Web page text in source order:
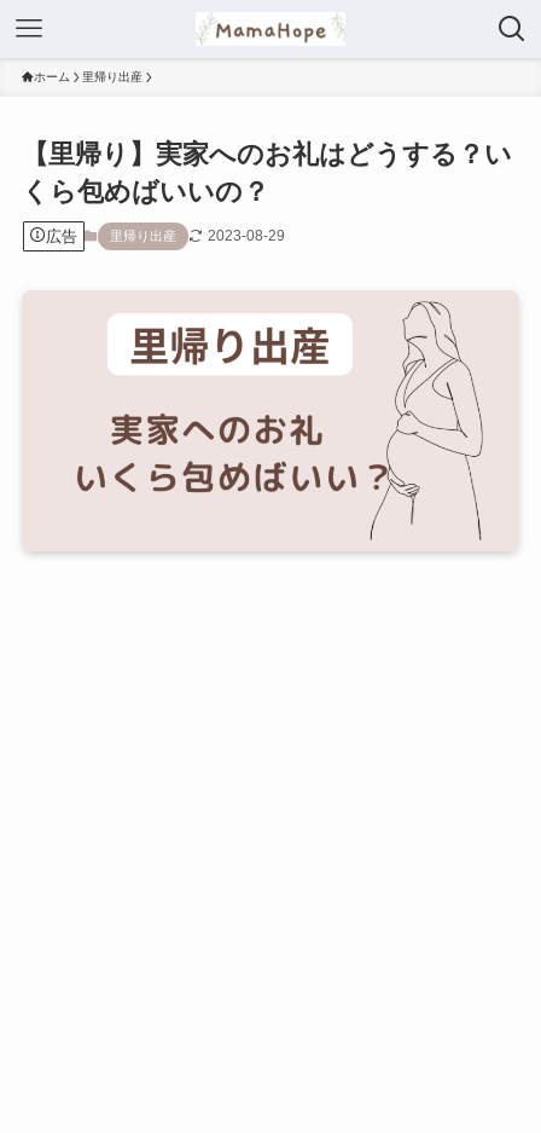
ホーム 里帰り出産
【里帰り】実家へのお礼はどうする？い
くら包めばいいの？
広告 里帰り出産 2023-08-29